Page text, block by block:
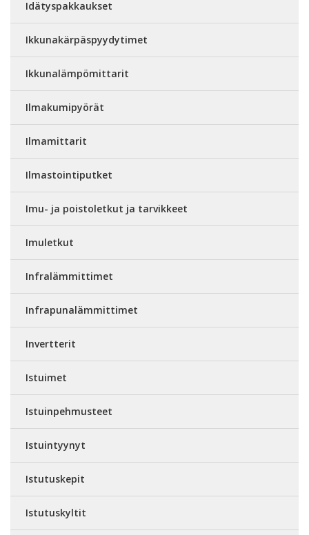
Idätyspakkaukset
Ikkunakärpäspyydytimet
Ikkunalämpömittarit
Ilmakumipyörät
Ilmamittarit
Ilmastointiputket
Imu- ja poistoletkut ja tarvikkeet
Imuletkut
Infralämmittimet
Infrapunalämmittimet
Invertterit
Istuimet
Istuinpehmusteet
Istuintyynyt
Istutuskepit
Istutuskyltit